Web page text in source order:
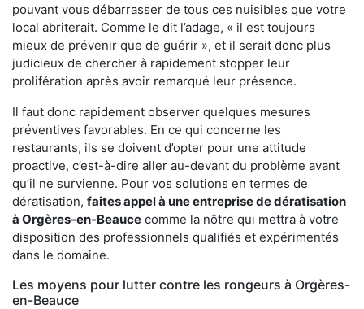
pouvant vous débarrasser de tous ces nuisibles que votre
local abriterait. Comme le dit l’adage, « il est toujours
mieux de prévenir que de guérir », et il serait donc plus
judicieux de chercher à rapidement stopper leur
prolifération après avoir remarqué leur présence.
Il faut donc rapidement observer quelques mesures
préventives favorables. En ce qui concerne les
restaurants, ils se doivent d’opter pour une attitude
proactive, c’est-à-dire aller au-devant du problème avant
qu’il ne survienne. Pour vos solutions en termes de
dératisation, faites appel à une entreprise de dératisation
à Orgères-en-Beauce comme la nôtre qui mettra à votre
disposition des professionnels qualifiés et expérimentés
dans le domaine.
Les moyens pour lutter contre les rongeurs à Orgères-
en-Beauce